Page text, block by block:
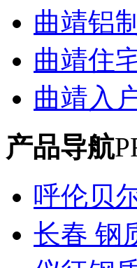
曲靖铝
曲靖住
曲靖入
产品导航
呼伦贝
长春 钢